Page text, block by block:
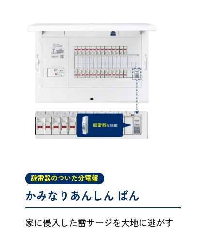
避雷器のついた分電盤
かみなりあんしん ばん
家に侵入した雷サージを大地に逃がす